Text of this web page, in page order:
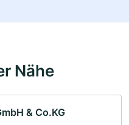
Nähe
& Co.KG